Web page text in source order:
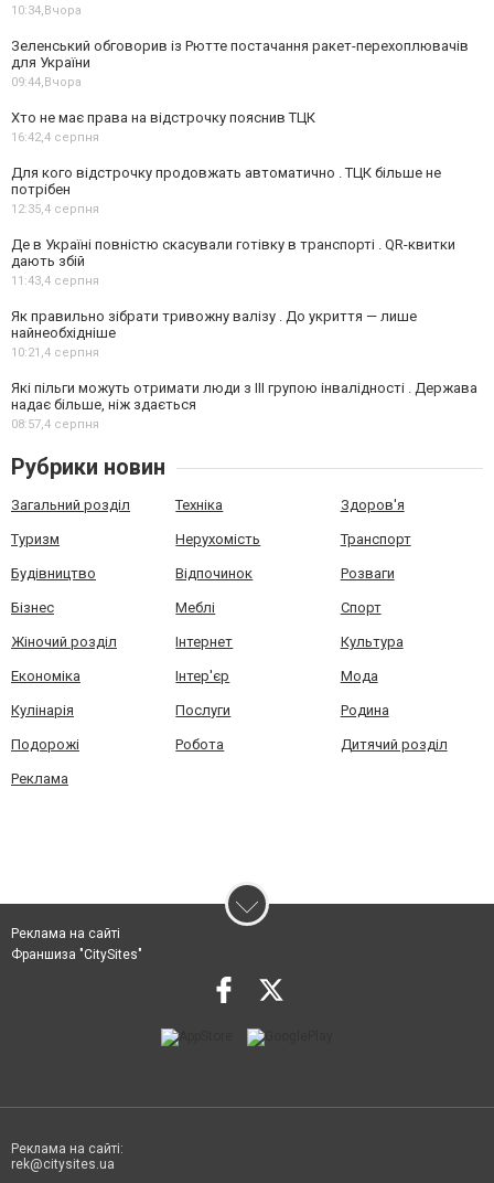
10:34, Вчора
Зеленський обговорив із Рютте постачання ракет-перехоплювачів
для України
09:44, Вчора
Хто не має права на відстрочку пояснив ТЦК
16:42, 4 серпня
Для кого відстрочку продовжать автоматично . ТЦК більше не
потрібен
12:35, 4 серпня
Де в Україні повністю скасували готівку в транспорті . QR-квитки
дають збій
11:43, 4 серпня
Як правильно зібрати тривожну валізу . До укриття — лише
найнеобхідніше
10:21, 4 серпня
Які пільги можуть отримати люди з III групою інвалідності . Держава
надає більше, ніж здається
08:57, 4 серпня
Рубрики новин
Загальний розділ Техніка Здоров'я
Туризм Нерухомість Транспорт
Будівництво Відпочинок Розваги
Бізнес Меблі Спорт
Жіночий розділ Інтернет Культура
Економіка Інтер'єр Мода
Кулінарія Послуги Родина
Подорожі Робота Дитячий розділ
Реклама
Реклама на сайті
Франшиза "CitySites"
Реклама на сайті:
rek@citysites.ua